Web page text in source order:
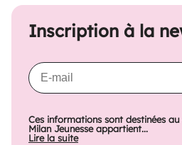
Inscription à la
Ces informations sont destinées
Milan Jeunesse appartient...
Lire la suite